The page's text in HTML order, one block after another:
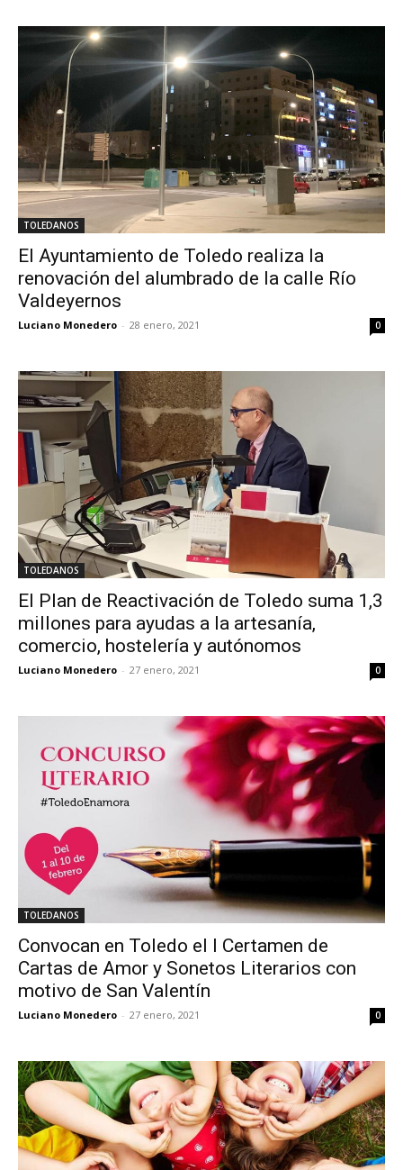
TOLEDANOS
El Ayuntamiento de Toledo realiza la
renovación del alumbrado de la calle Río
Valdeyernos
Luciano Monedero - 28 enero, 2021 0
TOLEDANOS
El Plan de Reactivación de Toledo suma 1,3
millones para ayudas a la artesanía,
comercio, hostelería y autónomos
Luciano Monedero - 27 enero, 2021 0
TOLEDANOS
Convocan en Toledo el I Certamen de
Cartas de Amor y Sonetos Literarios con
motivo de San Valentín
Luciano Monedero - 27 enero, 2021 0